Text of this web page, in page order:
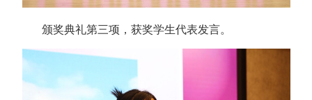
颁奖典礼第三项，获奖学生代表发言。